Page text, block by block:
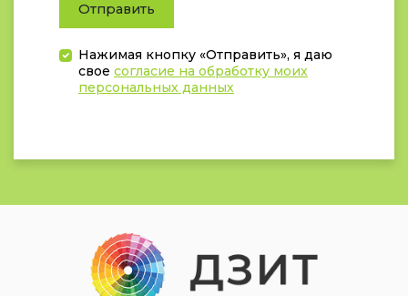
Отправить
Нажимая кнопку «Отправить», я даю
свое согласие на обработку моих
персональных данных